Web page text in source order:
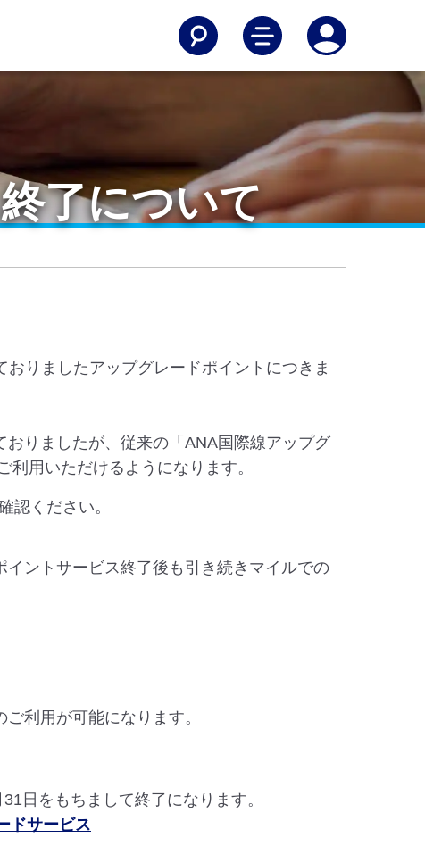
了について
りましたアップグレードポイントにつきま
りましたが、従来の「ANA国際線アップグ
用いただけるようになります。
認ください。
ントサービス終了後も引き続きマイルでの
利用が可能になります。
日をもちまして終了になります。
ドサービス